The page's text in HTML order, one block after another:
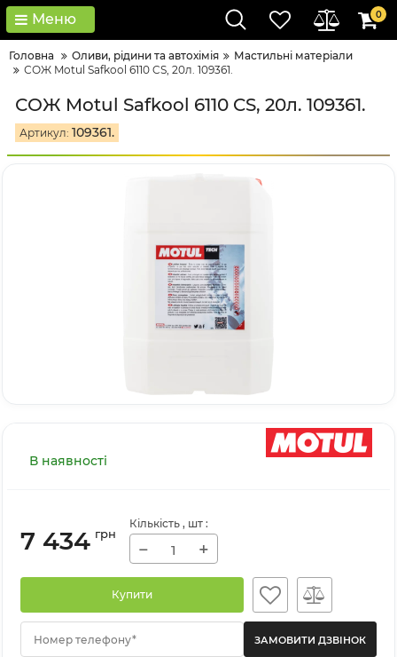
Меню 0
Головна Оливи, рідини та автохімія
Мастильні матеріали
СОЖ Motul Safkool 6110 CS, 20л. 109361.
СОЖ Motul Safkool 6110 CS, 20л. 109361.
Артикул: 109361.
В наявності
7 434 грн
Кількість , шт :
− +
Купити
Номер телефону*